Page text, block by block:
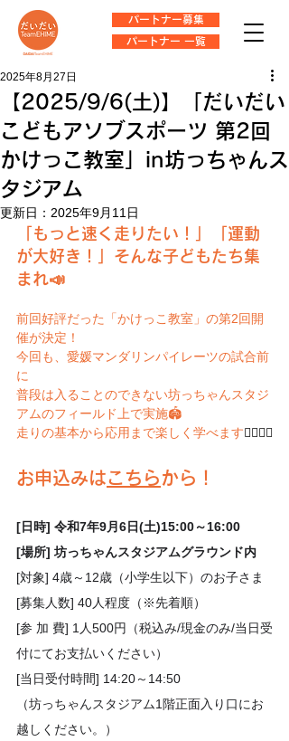
パートナー募集
パートナー 一覧
【2025/9/6(土)】「だいだい
こどもアソブスポーツ 第2回
かけっこ教室」in坊っちゃんス
タジアム
2025年8月27日
更新日： 2025年9月11日
「もっと速く走りたい！」「運動
が大好き！」そんな子どもたち集
まれ📣
前回好評だった「かけっこ教室」の第2回開
催が決定！
今回も、愛媛マンダリンパイレーツの試合前
に
普段は入ることのできない坊っちゃんスタジ
アムのフィールド上で実施🏟
走りの基本から応用まで楽しく学べます🏃‍♀️🏃‍♂️
お申込みはこちら から！
[日時] 令和7年9月6日(土)15:00～16:00
[場所] 坊っちゃんスタジアムグラウンド内
[対象] 4歳～12歳（小学生以下）のお子さま
[募集人数] 40人程度（※先着順）
[参 加 費] 1人500円（税込み/現金のみ/当日受
付にてお支払いください）
[当日受付時間] 14:20～14:50
（坊っちゃんスタジアム1階正面入り口にお
越しください。）